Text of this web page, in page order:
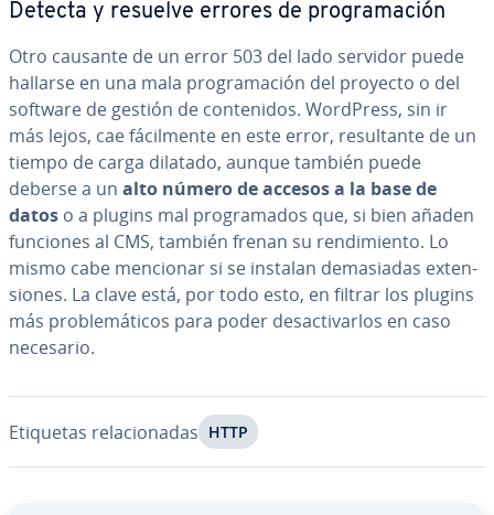
Detecta y resuelve errores de pro­gra­ma­ción
Otro causante de un error 503 del lado servidor puede
hallarse en una mala pro­gra­ma­ción del proyecto o del
software de gestión de co­n­te­ni­dos. WordPress, sin ir
más lejos, cae fá­ci­l­me­n­te en este error, re­su­l­ta­n­te de un
tiempo de carga dilatado, aunque también puede
deberse a un alto número de accesos a la base de
datos o a plugins mal pro­gra­ma­dos que, si bien añaden
funciones al CMS, también frenan su re­n­di­mie­n­to. Lo
mismo cabe mencionar si se instalan de­ma­sia­das ex­te­n­
sio­nes. La clave está, por todo esto, en filtrar los plugins
más pro­ble­má­ti­cos para poder des­ac­ti­var­los en caso
necesario.
Etiquetas re­la­cio­na­das HTTP